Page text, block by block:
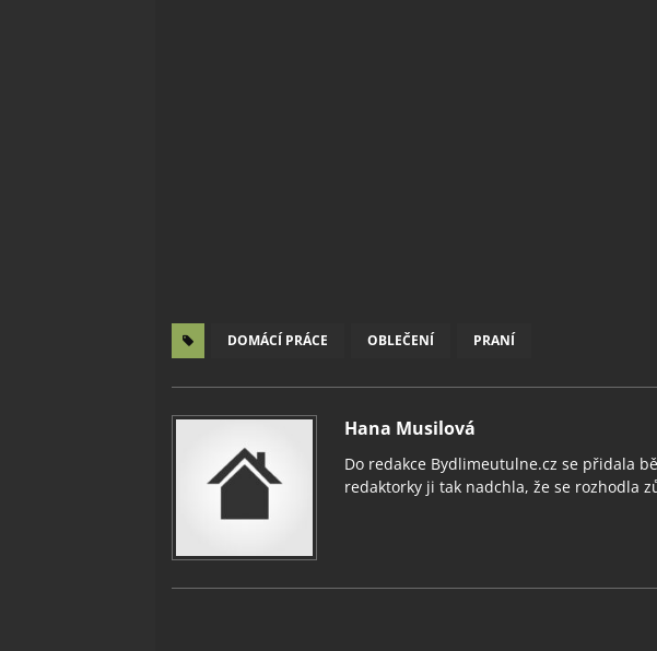
DOMÁCÍ PRÁCE OBLEČENÍ PRANÍ
Hana Musilová
Do redakce Bydlimeutulne.cz se přidala
redaktorky ji tak nadchla, že se rozhodla